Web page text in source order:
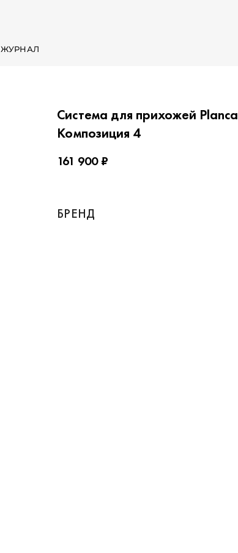
ЖУРНАЛ
Система для прихожей Planca
Композиция 4
161 900 ₽
БРЕНД